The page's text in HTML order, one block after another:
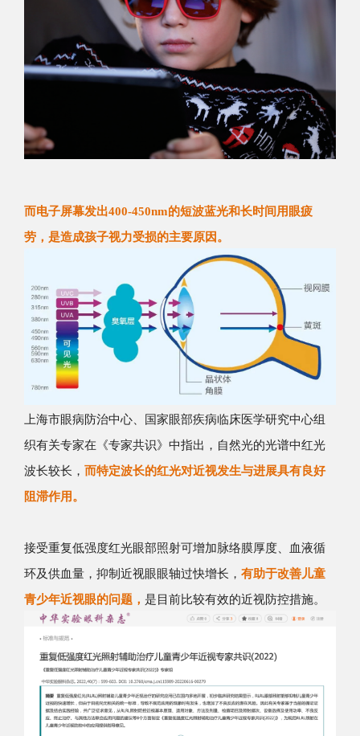
而电子屏幕发出400-450nm的短波蓝光和长时间用眼疲
劳， 是造成孩子视力受损的主要原因。
上海市眼病防治中心、国家眼部疾病临床医学研究中心组
织有关专家在《专家共识》中指出，自然光的光谱中红光
波长较长， 而特定波长的红光对近视发生与进展具有良好
阻滞作用。
接受重复低强度红光眼部照射可增加脉络膜厚度、血液循
环及供血量，抑制近视眼眼轴过快增长， 有助于改善儿童
青少年近视眼的问题， 是目前比较有效的近视防控措施。